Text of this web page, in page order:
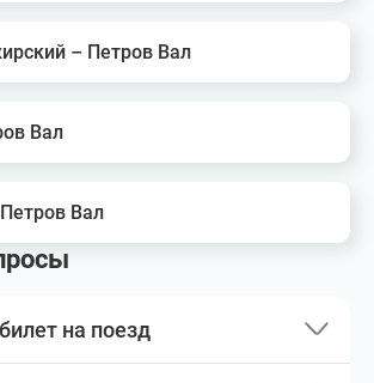
– Петров Вал
Вал
Вал
на поезд